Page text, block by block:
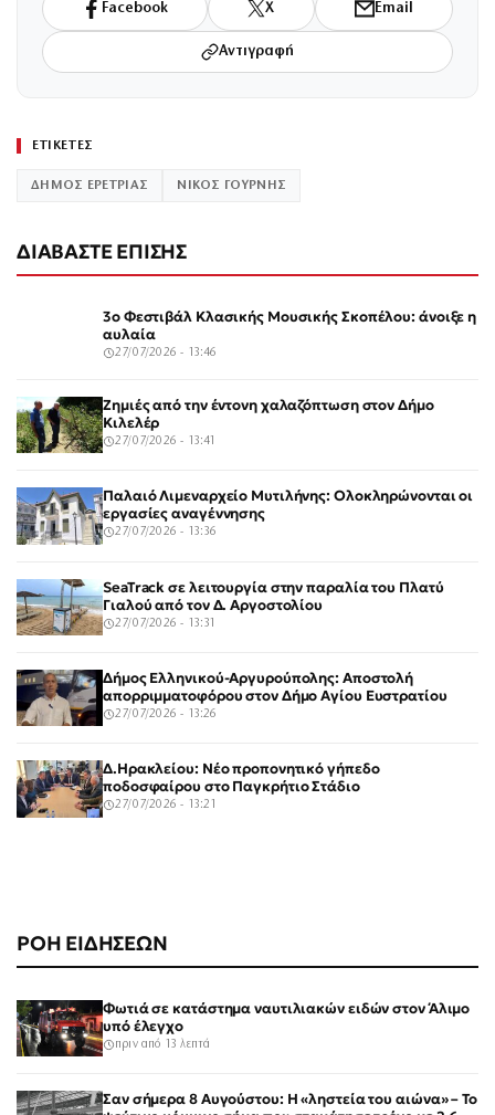
ΡΟΗ ΕΙΔΗΣΕΩΝ
Φωτιά σε κατάστημα ναυτιλιακών ειδών στον Άλιμο
υπό έλεγχο
πριν από 13 λεπτά
Σαν σήμερα 8 Αυγούστου: Η «ληστεία του αιώνα» – Το
Facebook X Email
Αντιγραφή
ΕΤΙΚΕΤΕΣ
ΔΗΜΟΣ ΕΡΕΤΡΙΑΣ ΝΙΚΟΣ ΓΟΥΡΝΗΣ
ΔΙΑΒΑΣΤΕ ΕΠΙΣΗΣ
3ο Φεστιβάλ Κλασικής Μουσικής Σκοπέλου: άνοιξε η
αυλαία
27/07/2026 - 13:46
Ζημιές από την έντονη χαλαζόπτωση στον Δήμο
Κιλελέρ
27/07/2026 - 13:41
Παλαιό Λιμεναρχείο Μυτιλήνης: Ολοκληρώνονται οι
εργασίες αναγέννησης
27/07/2026 - 13:36
SeaTrack σε λειτουργία στην παραλία του Πλατύ
Γιαλού από τον Δ. Αργοστολίου
27/07/2026 - 13:31
Δήμος Ελληνικού-Αργυρούπολης: Αποστολή
απορριμματοφόρου στον Δήμο Αγίου Ευστρατίου
27/07/2026 - 13:26
Δ.Ηρακλείου: Νέο προπονητικό γήπεδο
ποδοσφαίρου στο Παγκρήτιο Στάδιο
27/07/2026 - 13:21